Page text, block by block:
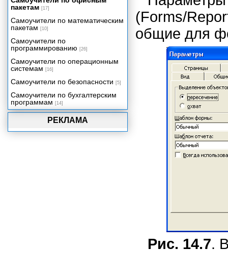
(Forms/
общие для
Рис. 14.7.
РЕКЛАМА
инструментов с помощью VBA
Интеграция Access 2002 с
другими компонентами Office
2002
Особенности сетевых
Проекты Microsoft Access 2002
Репликация баз данных
Миграция приложений
Администрирование баз данных
Приложение 1. Глоссарий.
Приложение 2. Сетевое
пакетам [17]
Самоучители по математическим
пакетам [10]
Самоучители по
программированию [26]
Самоучители по операционным
системам [16]
Самоучители по безопасности [5]
Самоучители по бухгалтерским
программам [14]